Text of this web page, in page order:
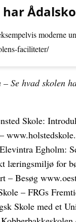
moderne
faciliteter/
Se hvad skolen
Skole:
Elevintra Egholm:
læringsmiljø for
– Besøg
– FRGs
Skole med et